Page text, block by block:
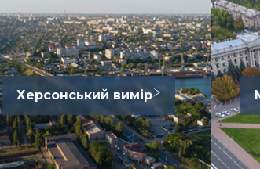
Херсонський вимір